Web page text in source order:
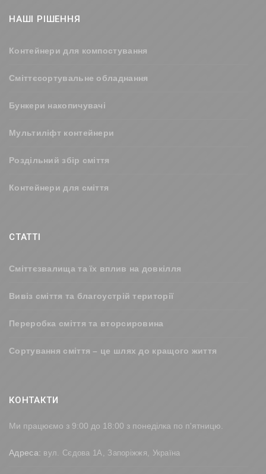
НАШІ РІШЕННЯ
Контейнери для компостування
Сміттєсортувальне обладнання
Бункери накопичувачі
Мультиліфт контейнери
Роздільний збір сміття
Контейнери для сміття
СТАТТІ
Сміттєзвалища та їх вплив на довкілля
Вивіз сміття та благоустрій території
Переробка сміття та вторсировина
Сортування сміття – це шлях до кращого життя
КОНТАКТИ
Ми працюємо з 9:00 до 18:00 з понеділка по п'ятницю.
Адреса: вул. Сєдова 1А, Запоріжжя, Україна